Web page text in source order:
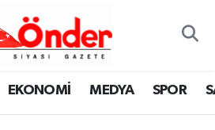
EKONOMİ MEDYA SPOR
Eczaneler